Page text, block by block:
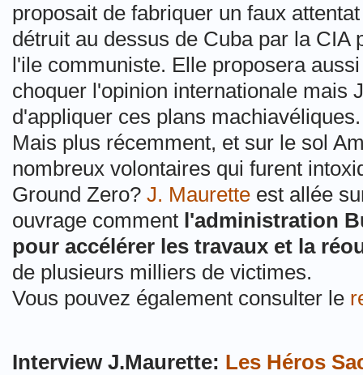
proposait de fabriquer un faux
détruit au dessus de Cuba par la CIA
l'ile communiste. Elle proposera
choquer l'opinion internationale mais
d'appliquer ces plans machiavéliques.
Mais plus récemment, et sur le sol
nombreux volontaires qui furent
Ground Zero? J. Maurette est allée
ouvrage comment l'administration
pour accélérer les travaux et la
de plusieurs milliers de victimes.
Vous pouvez également consulter le
Interview J.Maurette: Les Héros